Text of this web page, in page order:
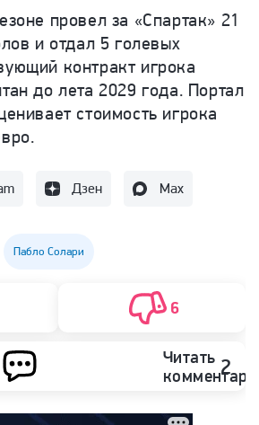
провел за «Спартак» 21
и отдал 5 голевых
контракт игрока
до лета 2029 года. Портал
стоимость игрока
Дзен Max
Пабло Солари
6
Читать 2